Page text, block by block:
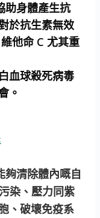
助身體產生抗
於抗生素無效
他命 C 尤其重
血球殺死病毒
。
夠清除體內嘅自
染、壓力同紫
、破壞免疫系